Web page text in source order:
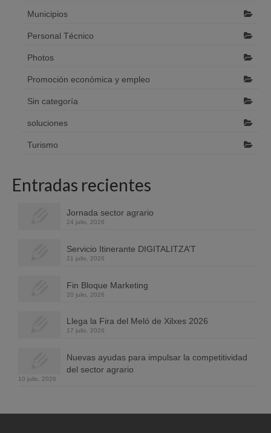
Municipios
Personal Técnico
Photos
Promoción económica y empleo
Sin categoría
soluciones
Turismo
Entradas recientes
Jornada sector agrario
24 julio, 2026
Servicio Itinerante DIGITALITZA’T
21 julio, 2026
Fin Bloque Marketing
20 julio, 2026
Llega la Fira del Meló de Xilxes 2026
17 julio, 2026
Nuevas ayudas para impulsar la competitividad
del sector agrario
10 julio, 2026